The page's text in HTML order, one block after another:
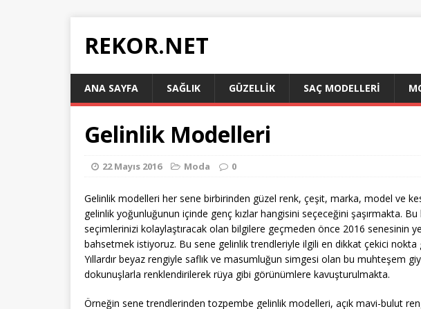
REKOR.NET
ANA SAYFA SAĞLIK GÜZELLIK SAÇ MODELLERI
Gelinlik Modelleri
22 Mayıs 2016 Moda 0
Gelinlik modelleri her sene birbirinden güzel renk, çeşit, marka, model ve
gelinlik yoğunluğunun içinde genç kızlar hangisini seçeceğini şaşırmakta.
seçimlerinizi kolaylaştıracak olan bilgilere geçmeden önce 2016 senesinin
bahsetmek istiyoruz. Bu sene gelinlik trendleriyle ilgili en dikkat çekici nokta
Yıllardır beyaz rengiyle saflık ve masumluğun simgesi olan bu muhteşem
dokunuşlarla renklendirilerek rüya gibi görünümlere kavuşturulmakta.
Örneğin sene trendlerinden tozpembe gelinlik modelleri, açık mavi-bulut